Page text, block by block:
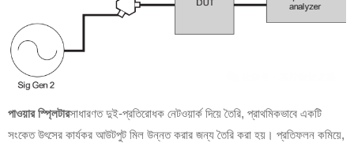
পাওয়ার স্প্লিটারসাধারণত দুই-প্রতিরোধক নেটওয়ার্ক দিয়ে তৈরি, প্রাথমিকভাবে একটি
সংকেত উৎসের কার্যকর আউটপুট মিল উন্নত করার জন্য তৈরি করা হয়। প্রতিফলন কমিয়ে,